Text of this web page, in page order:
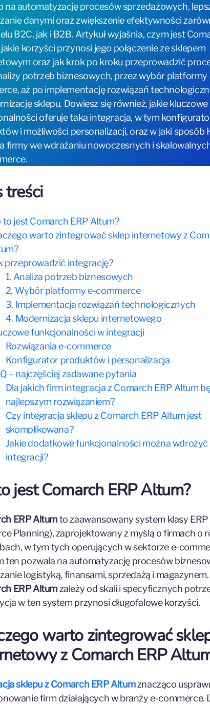
na automatyzację procesów sprzedażowych,
danymi oraz zwiększenie efektywności
B2C, jak i B2B. Artykuł wyjaśnia, czym jest
korzyści przynosi jego połączenie ze sklepem
oraz jak krok po kroku przeprowadzić
potrzeb biznesowych, przez wybór platformy
aż po implementację rozwiązań
sklepu. Dowiesz się również, jakie kluczowe
oferuje taka integracja, w tym
i możliwości personalizacji, oraz w jaki sposób
firmy we wdrażaniu nowoczesnych i
treści
to jest Comarch ERP Altum?
warto zintegrować sklep internetowy z
przeprowadzić integrację?
1. Analiza potrzeb biznesowych
2. Wybór platformy e-commerce
3. Implementacja rozwiązań technologicznych
4. Modernizacja sklepu internetowego
funkcjonalności w integracji
Rozwiązania e-commerce
Konfigurator produktów i personalizacja
– najczęściej zadawane pytania
Dla jakich firm integracja z Comarch ERP Altum
najlepszym rozwiązaniem?
Czy integracja sklepu z Comarch ERP Altum jest
skomplikowana?
Jakie dodatkowe funkcjonalności można wdrożyć
integracji?
jest Comarch ERP Altum?
ERP Altumto zaawansowany system klasy
Planning), zaprojektowany z myślą o firmach o
w tym tych operujących w sektorze e-
ten pozwala na automatyzację procesów
logistyką, finansami, sprzedażą i
ERP Altumzależy od skali i specyficznych
w ten system przynosi długofalowe korzyści.
warto zintegrować
z Comarch ERP
sklepu z Comarch ERP Altumznacząco
firm działających w branży e-commerce.